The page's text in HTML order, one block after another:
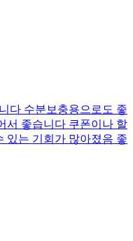
다 수분보충용으로도 좋
서 좋습니다 쿠폰이나 할
있는 기회가 많아졌음 좋